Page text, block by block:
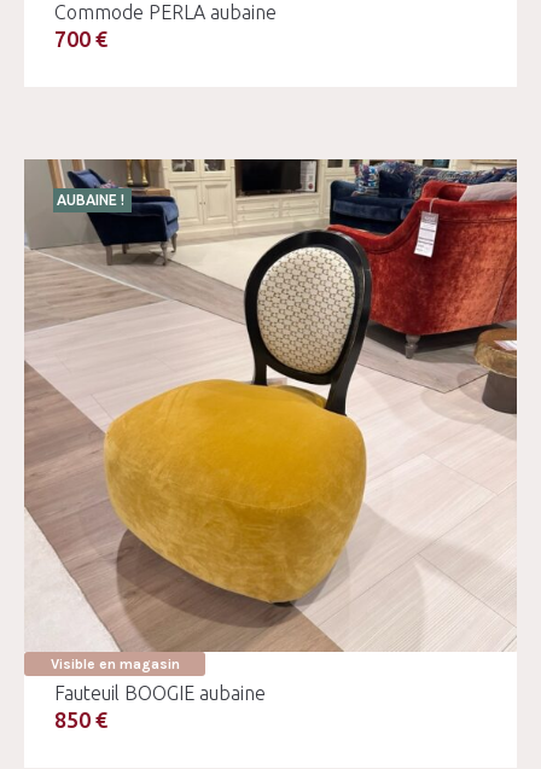
Commode PERLA aubaine
700 €
AUBAINE !
Visible en magasin
Fauteuil BOOGIE aubaine
850 €